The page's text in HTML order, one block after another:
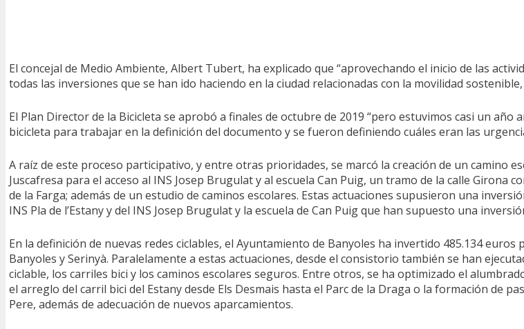
El concejal de Medio Ambiente, Albert Tubert, ha explicado que “aprovechando el inicio de las
todas las inversiones que se han ido haciendo en la ciudad relacionadas con la movilidad
El Plan Director de la Bicicleta se aprobó a finales de octubre de 2019 “pero estuvimos casi un
bicicleta para trabajar en la definición del documento y se fueron definiendo cuáles eran las
A raíz de este proceso participativo, y entre otras prioridades, se marcó la creación de un camino
Juscafresa para el acceso al INS Josep Brugulat y al escuela Can Puig, un tramo de la calle
de la Farga; además de un estudio de caminos escolares. Estas actuaciones supusieron una
INS Pla de l’Estany y del INS Josep Brugulat y la escuela de Can Puig que han supuesto una
En la definición de nuevas redes ciclables, el Ayuntamiento de Banyoles ha invertido 485.134
Banyoles y Serinyà. Paralelamente a estas actuaciones, desde el consistorio también se han
ciclable, los carriles bici y los caminos escolares seguros. Entre otros, se ha optimizado el
el arreglo del carril bici del Estany desde Els Desmais hasta el Parc de la Draga o la formación de
Pere, además de adecuación de nuevos aparcamientos.